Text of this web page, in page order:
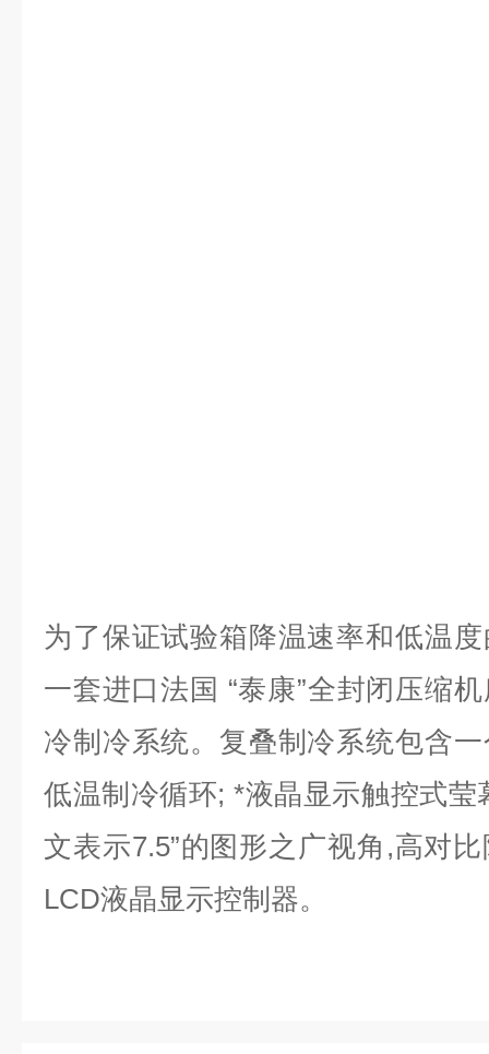
为了保证试验箱降温速率和低温
一套进口法国 “泰康”全封闭压缩
冷制冷系统。复叠制冷系统包含
低温制冷循环; *液晶显示触控式
文表示7.5”的图形之广视角,高对
LCD液晶显示控制器。